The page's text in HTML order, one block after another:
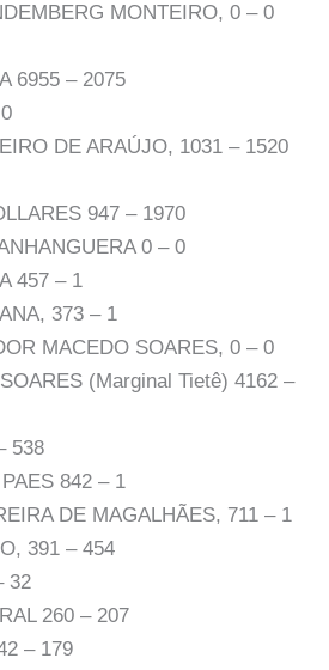
MONTEIRO, 0 – 0
6955 – 2075
DE ARAÚJO, 1031 – 1520
947 – 1970
0 – 0
457 – 1
373 – 1
MACEDO SOARES, 0 – 0
(Marginal Tietê) 4162 –
538
842 – 1
DE MAGALHÃES, 711 – 1
391 – 454
32
260 – 207
– 179